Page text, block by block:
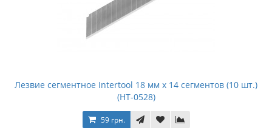
Лезвие сегментное Intertool 18 мм x 14 сегментов (10 шт.)
(HT-0528)
59 грн.